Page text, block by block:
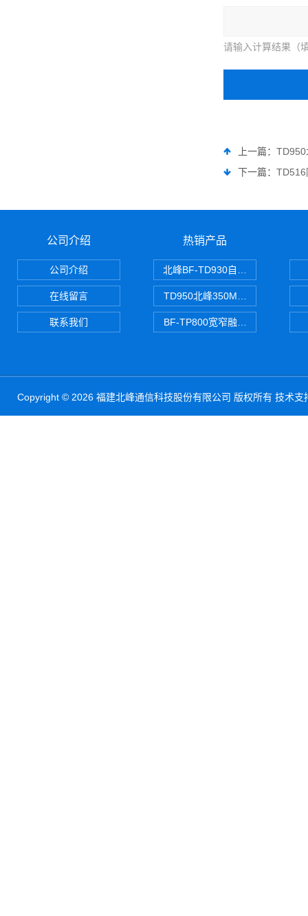
请输入计算结果（
上一篇： TD950
下一篇： TD516
公司介绍
公司介绍
在线留言
联系我们
热销产品
北峰BF-TD930自组网对讲机
TD950北峰350M对讲机 PDT数
BF-TP800宽窄融合对讲机
Copyright © 2026 福建北峰通信科技股份有限公司 版权所有 技术支